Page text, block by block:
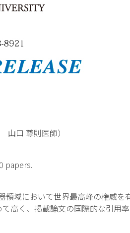
口 尊則医師）
papers.
領域において世界最高峰の権威を
高く、掲載論文の国際的な引用率